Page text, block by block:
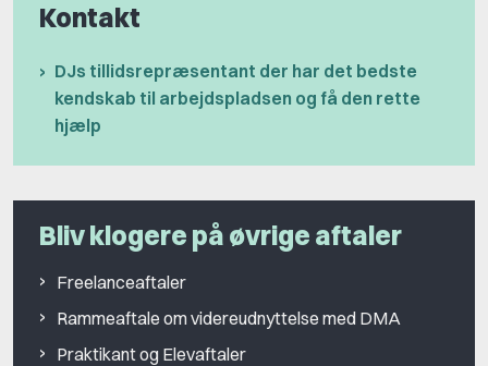
Kontakt
DJs tillidsrepræsentant der har det bedste
kendskab til arbejdspladsen og få den rette
hjælp
Bliv klogere på øvrige aftaler
Freelanceaftaler
Rammeaftale om videreudnyttelse med DMA
Praktikant og Elevaftaler